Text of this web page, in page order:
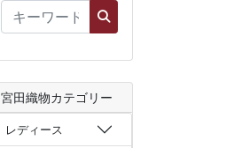
宮田織物カテゴリー
レディース